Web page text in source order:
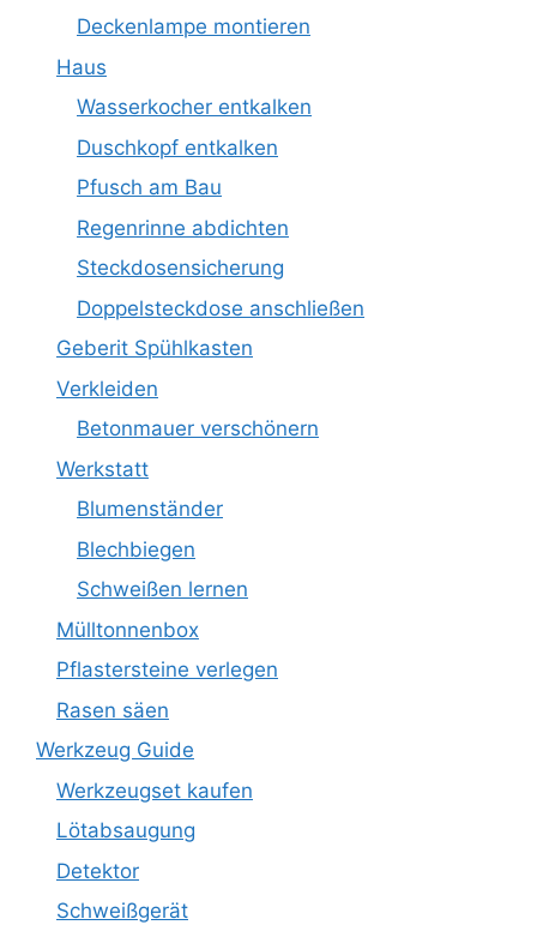
Deckenlampe montieren
Haus
Wasserkocher entkalken
Duschkopf entkalken
Pfusch am Bau
Regenrinne abdichten
Steckdosensicherung
Doppelsteckdose anschließen
Geberit Spühlkasten
Verkleiden
Betonmauer verschönern
Werkstatt
Blumenständer
Blechbiegen
Schweißen lernen
Mülltonnenbox
Pflastersteine verlegen
Rasen säen
Werkzeug Guide
Werkzeugset kaufen
Lötabsaugung
Detektor
Schweißgerät